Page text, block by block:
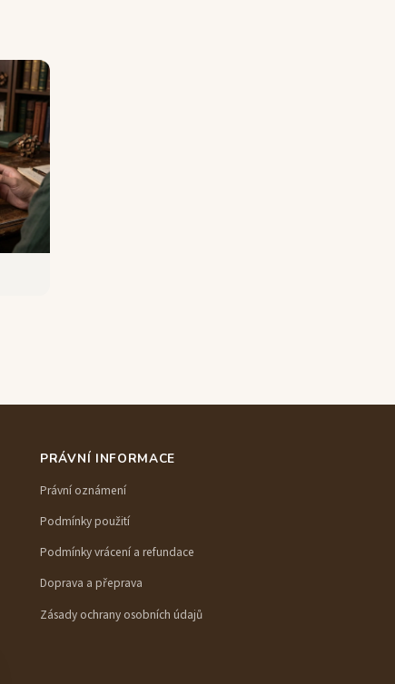
PRÁVNÍ INFORMACE
Právní oznámení
Podmínky použití
Podmínky vrácení a refundace
Doprava a přeprava
Zásady ochrany osobních údajů